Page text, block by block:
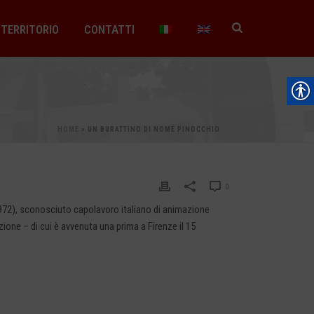
TERRITORIO CONTATTI
» UN BURATTINO DI NOME PINOCCHIO
0
sconosciuto capolavoro italiano di animazione
– di cui è avvenuta una prima a Firenze il 15